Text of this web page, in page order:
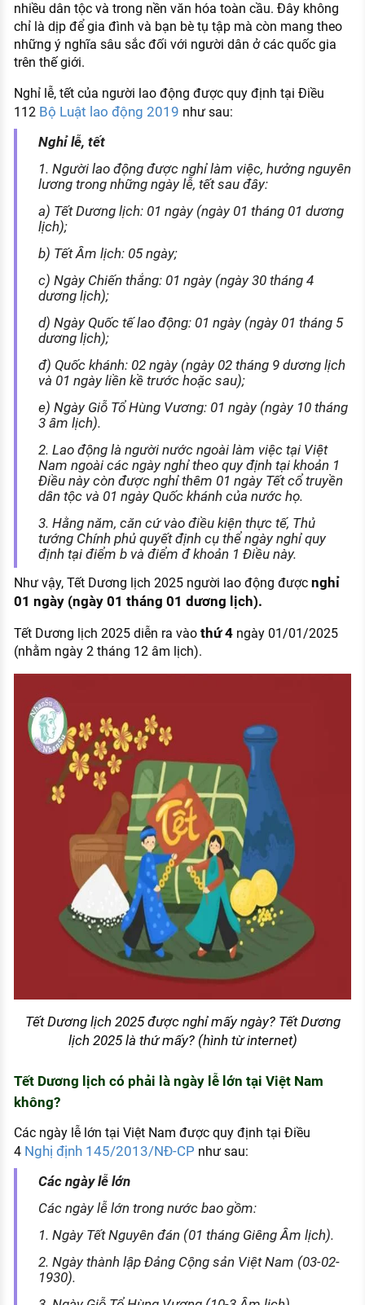
nhiều dân tộc và trong nền văn hóa toàn cầu. Đây không
chỉ là dịp để gia đình và bạn bè tụ tập mà còn mang theo
những ý nghĩa sâu sắc đối với người dân ở các quốc gia
trên thế giới.
Nghỉ lễ, tết của người lao động được quy định tại Điều
112 Bộ Luật lao động 2019 như sau:
Nghỉ lễ, tết
1. Người lao động được nghỉ làm việc, hưởng nguyên
lương trong những ngày lễ, tết sau đây:
a) Tết Dương lịch: 01 ngày (ngày 01 tháng 01 dương
lịch);
b) Tết Âm lịch: 05 ngày;
c) Ngày Chiến thắng: 01 ngày (ngày 30 tháng 4
dương lịch);
d) Ngày Quốc tế lao động: 01 ngày (ngày 01 tháng 5
dương lịch);
đ) Quốc khánh: 02 ngày (ngày 02 tháng 9 dương lịch
và 01 ngày liền kề trước hoặc sau);
e) Ngày Giỗ Tổ Hùng Vương: 01 ngày (ngày 10 tháng
3 âm lịch).
2. Lao động là người nước ngoài làm việc tại Việt
Nam ngoài các ngày nghỉ theo quy định tại khoản 1
Điều này còn được nghỉ thêm 01 ngày Tết cổ truyền
dân tộc và 01 ngày Quốc khánh của nước họ.
3. Hằng năm, căn cứ vào điều kiện thực tế, Thủ
tướng Chính phủ quyết định cụ thể ngày nghỉ quy
định tại điểm b và điểm đ khoản 1 Điều này.
Như vậy, Tết Dương lịch 2025 người lao động được nghỉ
01 ngày (ngày 01 tháng 01 dương lịch).
Tết Dương lịch 2025 diễn ra vàothứ 4 ngày 01/01/2025
(nhằm ngày 2 tháng 12 âm lịch).
Tết Dương lịch 2025 được nghỉ mấy ngày? Tết Dương
lịch 2025 là thứ mấy? (hình từ internet)
Tết Dương lịch có phải là ngày lễ lớn tại Việt Nam
không?
Các ngày lễ lớn tại Việt Nam được quy định tại Điều
4 Nghị định 145/2013/NĐ-CP như sau:
Các ngày lễ lớn
Các ngày lễ lớn trong nước bao gồm:
1. Ngày Tết Nguyên đán (01 tháng Giêng Âm lịch).
2. Ngày thành lập Đảng Cộng sản Việt Nam (03-02-
1930).